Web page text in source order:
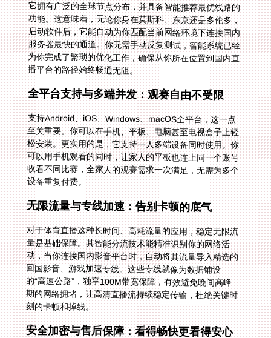
它拥有广泛的全球节点分布，并具备智能推荐最优线路的
功能。这意味着，无论你身在莫斯科、东京还是多伦多，
启动软件后，它能自动为你匹配当前网络环境下连接国内
服务器最快的通道。你无需手动反复测试，智能系统已经
为你完成了繁琐的优化工作，确保从你所在位置到国内直
播平台的路径始终畅通无阻。
全平台支持与多端并发：观赛自由不受限
支持Android、iOS、Windows、macOS全平台，这一点
至关重要。你可以在手机、平板、电脑甚至电视盒子上轻
松安装。更实用的是，它支持一人多端设备同时使用。你
可以用手机观看的同时，让家人的平板也连上同一个账号
收看不同比赛，全家人的观赛需求一次满足，无需为多个
设备重复付费。
无限流量与专线加速：告别卡顿的底气
对于体育直播这种长时间、高耗流量的应用，稳定无限流
量是基础保障。其智能分流技术能精准识别你的网络活
动，当你连接国内影音平台时，自动将其流量导入精选的
回国影音、游戏加速专线。这些专线就像为数据铺设
的“高速公路”，独享100M带宽保障，有效避免晚间高峰
期的网络拥堵，让高清直播流持续稳定传输，杜绝关键时
刻的卡顿和掉线。
安全加密与售后保障：看得畅快更看得安心